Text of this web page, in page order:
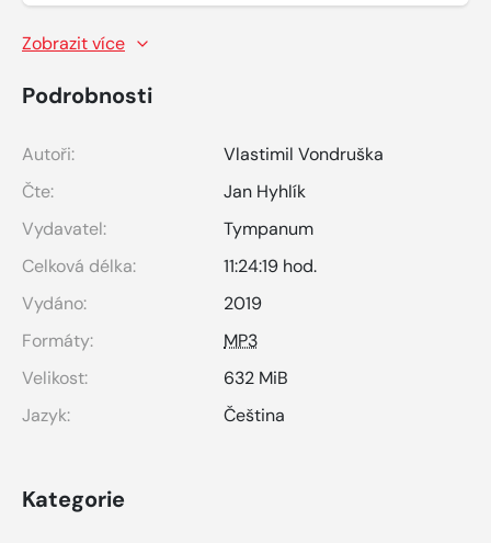
Zobrazit více
Podrobnosti
Autoři:
Vlastimil Vondruška
Čte:
Jan Hyhlík
Vydavatel:
Tympanum
Celková délka:
11:24:19 hod.
Vydáno:
2019
Formáty:
MP3
Velikost:
632 MiB
Jazyk:
Čeština
Kategorie